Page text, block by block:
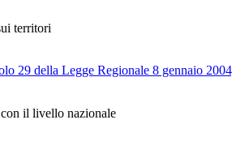
territori
29 della Legge Regionale 8 gennaio
il livello nazionale